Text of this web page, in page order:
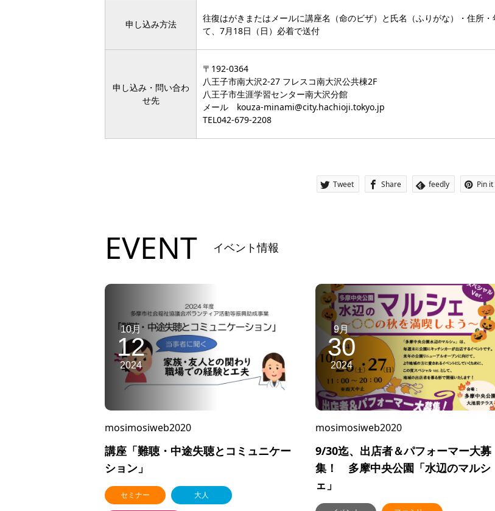
申し込み方法
往復はがきまたはメールに講座名（命のビザ）と氏名（ふりがな）・住所
て、7月18日（日）必着で送付
申し込み・問い合わ
せ先
〒192-0364
八王子市南大沢2-27 フレスコ南大沢公共棟2F
八王子市生涯学習センター南大沢分館
メール kouza-minami@city.hachioji.tokyo.jp
TEL042-679-2208
Tweet Share feedly Pin it
EVENT イベント情報
10月
12
2024
mosimosiweb2020
講座「難聴・中途失聴とコミュニケー
ション」
セミナー 大人
9月
30
2024
mosimosiweb2020
9/30迄、出店者＆パフォーマー大募
集！ 多摩中央公園「水辺のマルシ
ェ」